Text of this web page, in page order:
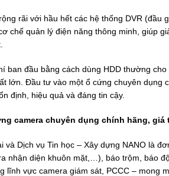
rãi với hầu hết các hệ thống DVR (đầu
chế quản lý điện năng thông minh, giúp
ban đầu bằng cách dùng HDD thường
lớn. Đầu tư vào một ổ cứng chuyên dụng
định, hiệu quả và đáng tin cậy.
camera chuyên dụng chính hãng, giá
Dịch vụ Tin học – Xây dựng NANO là
nhận diện khuôn mặt,…), báo trộm, báo
lĩnh vực camera giám sát, PCCC – mong